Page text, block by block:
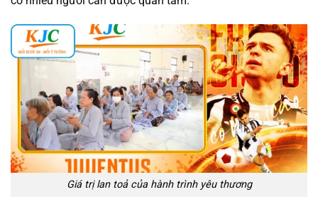
Giá trị lan toả của hành trình yêu thương